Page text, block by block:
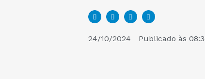
24/10/2024 Publicado às